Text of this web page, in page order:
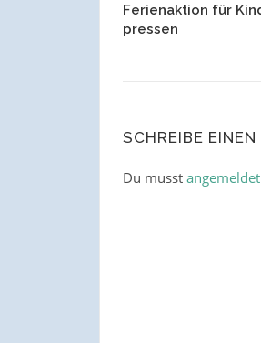
Ferienaktion für
pressen
SCHREIBE
Du musst angemeldet